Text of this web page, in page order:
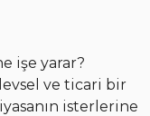
işe yarar?
ve ticari bir
isterlerine